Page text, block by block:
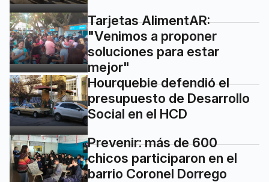
Tarjetas AlimentAR:
"Venimos a proponer
soluciones para estar
mejor"
Hourquebie defendió el
presupuesto de Desarrollo
Social en el HCD
Prevenir: más de 600
chicos participaron en el
barrio Coronel Dorrego